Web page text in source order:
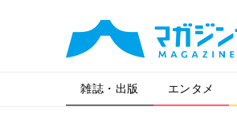
雑誌・出版 エンタメ